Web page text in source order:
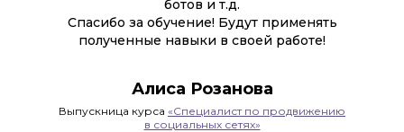
ботов и т.д.
Спасибо за обучение! Будут применять
полученные навыки в своей работе!
Алиса Розанова
Выпускница курса «Специалист по продвижению
в социальных сетях»